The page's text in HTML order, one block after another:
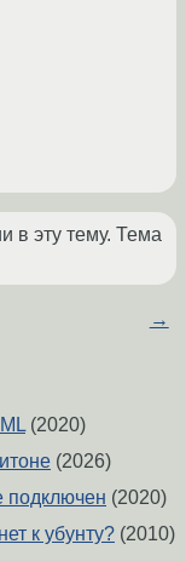
в эту тему. Тема
→
(2020)
(2026)
подключен (2020)
к убунту? (2010)